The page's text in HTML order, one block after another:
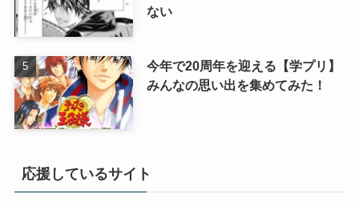
ない
今年で20周年を迎える【学プリ】
みんなの思い出を集めてみた！
応援しているサイト